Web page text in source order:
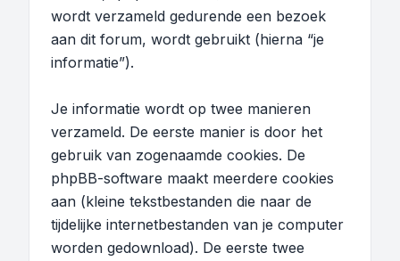
wordt verzameld gedurende een bezoek
aan dit forum, wordt gebruikt (hierna “je
informatie”).
Je informatie wordt op twee manieren
verzameld. De eerste manier is door het
gebruik van zogenaamde cookies. De
phpBB-software maakt meerdere cookies
aan (kleine tekstbestanden die naar de
tijdelijke internetbestanden van je computer
worden gedownload). De eerste twee